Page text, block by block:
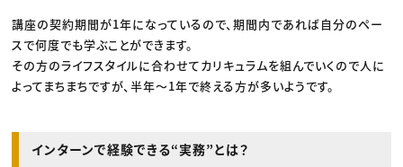
講座の契約期間が1年になっているので、期間内であれば自分のペー
スで何度でも学ぶことができます。
その方のライフスタイルに合わせてカリキュラムを組んでいくので人に
よってまちまちですが、半年〜1年で終える方が多いようです。
インターンで経験できる“実務”とは？